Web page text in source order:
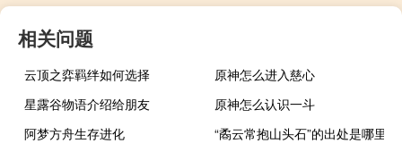
相关问题
云顶之弈羁绊如何选择
原神怎么进入慈心
星露谷物语介绍给朋友
原神怎么认识一斗
阿梦方舟生存进化
“矞云常抱山头石”的出处是哪里